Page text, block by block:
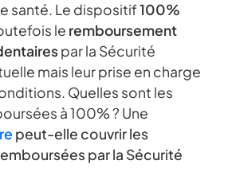
santé. Le dispositif100%
le remboursement
par la Sécurité
mais leur prise en charge
Quelles sont les
à 100% ? Une
peut-elle couvrir les
par la Sécurité